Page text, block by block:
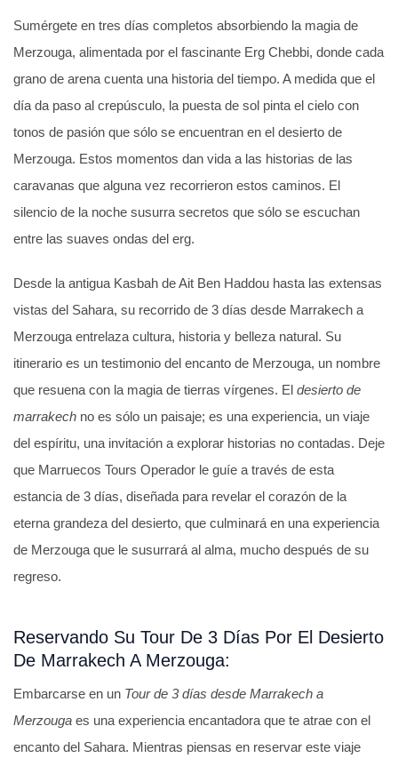
Sumérgete en tres días completos absorbiendo la magia de
Merzouga, alimentada por el fascinante Erg Chebbi, donde cada
grano de arena cuenta una historia del tiempo. A medida que el
día da paso al crepúsculo, la puesta de sol pinta el cielo con
tonos de pasión que sólo se encuentran en el desierto de
Merzouga. Estos momentos dan vida a las historias de las
caravanas que alguna vez recorrieron estos caminos. El
silencio de la noche susurra secretos que sólo se escuchan
entre las suaves ondas del erg.
Desde la antigua Kasbah de Ait Ben Haddou hasta las extensas
vistas del Sahara, su recorrido de 3 días desde Marrakech a
Merzouga entrelaza cultura, historia y belleza natural. Su
itinerario es un testimonio del encanto de Merzouga, un nombre
que resuena con la magia de tierras vírgenes. El desierto de
marrakech no es sólo un paisaje; es una experiencia, un viaje
del espíritu, una invitación a explorar historias no contadas. Deje
que Marruecos Tours Operador le guíe a través de esta
estancia de 3 días, diseñada para revelar el corazón de la
eterna grandeza del desierto, que culminará en una experiencia
de Merzouga que le susurrará al alma, mucho después de su
regreso.
Reservando Su Tour De 3 Días Por El Desierto
De Marrakech A Merzouga:
Embarcarse en un Tour de 3 días desde Marrakech a
Merzouga es una experiencia encantadora que te atrae con el
encanto del Sahara. Mientras piensas en reservar este viaje